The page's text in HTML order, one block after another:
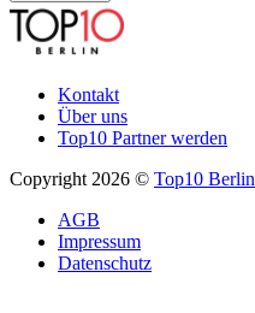
Kontakt
Über uns
Top10 Partner werden
Copyright 2026 © Top10 Berlin
AGB
Impressum
Datenschutz